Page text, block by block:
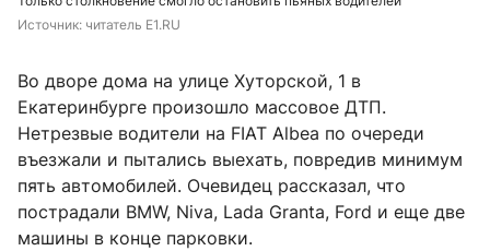
Источник: читатель E1.RU
Во дворе дома на улице Хуторской, 1 в
Екатеринбурге произошло массовое ДТП.
Нетрезвые водители на FIAT Albea по очереди
въезжали и пытались выехать, повредив минимум
пять автомобилей. Очевидец рассказал, что
пострадали BMW, Niva, Lada Granta, Ford и еще две
машины в конце парковки.